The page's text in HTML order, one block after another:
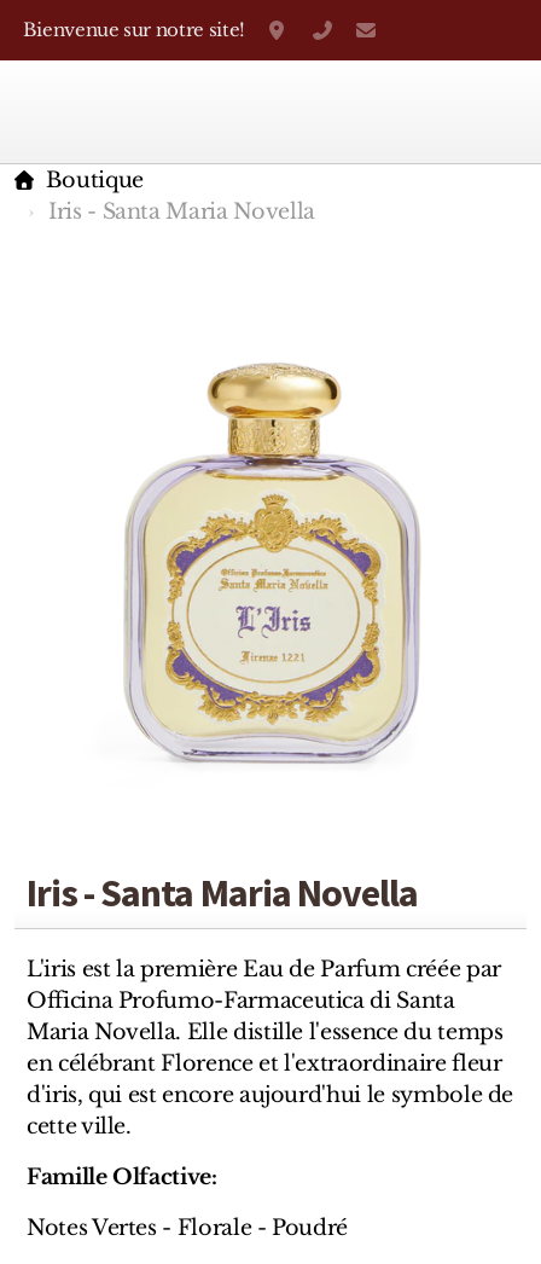
Bienvenue sur notre site! Grand-Rue 38, Genève
+41 22 310 38 75
Boutique
Iris - Santa Maria Novella
Iris - Santa Maria Novella
L'iris est la première Eau de Parfum créée par
Officina Profumo-Farmaceutica di Santa
Maria Novella. Elle distille l'essence du temps
en célébrant Florence et l'extraordinaire fleur
d'iris, qui est encore aujourd'hui le symbole de
cette ville.
Famille Olfactive:
Notes Vertes - Florale - Poudré
Isabelle Burdel
Maitre Parfumeur et Gantier
The Different Company
Perris Monte-carlo
Robert Piguet
Sensatio
Trudon